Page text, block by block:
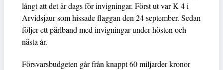
långt att det är dags för invigningar. Först ut var K 4 i
Arvidsjaur som hissade flaggan den 24 september. Sedan
följer ett pärlband med invigningar under hösten och
nästa år.
Försvarsbudgeten går från knappt 60 miljarder kronor